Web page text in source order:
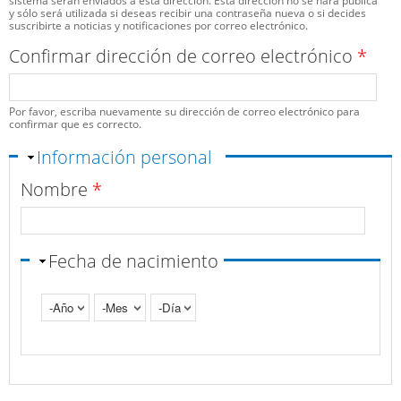
y sólo será utilizada si deseas recibir una contraseña nueva o si decides
suscribirte a noticias y notificaciones por correo electrónico.
Confirmar dirección de correo electrónico *
Por favor, escriba nuevamente su dirección de correo electrónico para
confirmar que es correcto.
Ocultar
Información personal
Nombre *
Fecha de nacimiento
Año
Mes Día